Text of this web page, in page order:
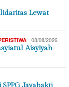
Lewat
08/08/2026
Aisyiyah